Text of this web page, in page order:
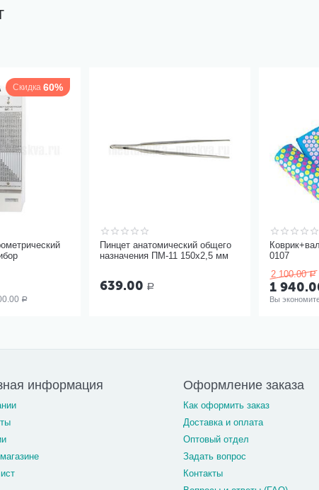
Скидка 60%
Р
Пинцет анатомический общего
назначения ПМ-11 150х2,5 мм
639.00 Р
0107
2 100.00 Р
1
Вы
информация Оформление заказа
Как оформить заказ
Доставка и оплата
Оптовый отдел
Задать вопрос
Контакты